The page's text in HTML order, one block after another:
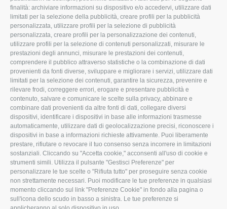
finalità: archiviare informazioni su dispositivo e/o accedervi, utilizzare dati
limitati per la selezione della pubblicità, creare profili per la pubblicità
personalizzata, utilizzare profili per la selezione di pubblicità
personalizzata, creare profili per la personalizzazione dei contenuti,
utilizzare profili per la selezione di contenuti personalizzati, misurare le
prestazioni degli annunci, misurare le prestazioni dei contenuti,
comprendere il pubblico attraverso statistiche o la combinazione di dati
provenienti da fonti diverse, sviluppare e migliorare i servizi, utilizzare dati
limitati per la selezione dei contenuti, garantire la sicurezza, prevenire e
rilevare frodi, correggere errori, erogare e presentare pubblicità e
contenuto, salvare e comunicare le scelte sulla privacy, abbinare e
combinare dati provenienti da altre fonti di dati, collegare diversi
dispositivi, identificare i dispositivi in base alle informazioni trasmesse
automaticamente, utilizzare dati di geolocalizzazione precisi, riconoscere i
dispositivi in base a informazioni richieste attivamente. Puoi liberamente
prestare, rifiutare o revocare il tuo consenso senza incorrere in limitazioni
sostanziali. Cliccando su "Accetta cookie," acconsenti all'uso di cookie e
strumenti simili. Utilizza il pulsante "Gestisci Preferenze" per
personalizzare le tue scelte o "Rifiuta tutto" per proseguire senza cookie
non strettamente necessari. Puoi modificare le tue preferenze in qualsiasi
momento cliccando sul link "Preferenze Cookie" in fondo alla pagina o
sull'icona dello scudo in basso a sinistra. Le tue preferenze si
L'Associazione
Missione e Progetto
Organigramma aziendale
I Nostri Servizi
Uffici della Sede
provinciale
Le Sedi di Zona
Agricoltori S.r.l.
Whistleblowing
Confagricoltura Rovigo e
Agricoltori srl
Tecnico
Fiscale
Lavoro
Ambiente
Associazione
CONFAGRICOLTURA
ATTIVA
Notizie in evidenza
Eventi
Comunicati Stampa
Video
Iscrizione Newsletter
Newsletter